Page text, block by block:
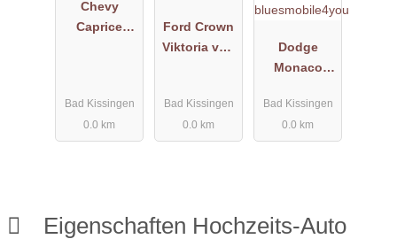
Chevy
Caprice
bluesmobile
4you
Bad Kissingen
0.0 km
Ford Crown
Viktoria von
Bad Kissingen
0.0 km
Dodge
Monaco
Police Car
von
Bad Kissingen
0.0 km
Eigenschaften Hochzeits-Auto